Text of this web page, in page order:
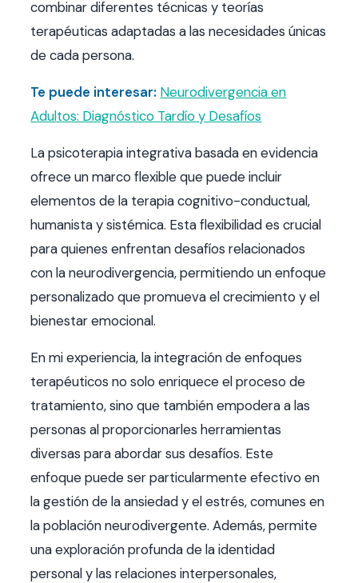
combinar diferentes técnicas y teorías
terapéuticas adaptadas a las necesidades únicas
de cada persona.
Te puede interesar: Neurodivergencia en
Adultos: Diagnóstico Tardío y Desafíos
La psicoterapia integrativa basada en evidencia
ofrece un marco flexible que puede incluir
elementos de la terapia cognitivo-conductual,
humanista y sistémica. Esta flexibilidad es crucial
para quienes enfrentan desafíos relacionados
con la neurodivergencia, permitiendo un enfoque
personalizado que promueva el crecimiento y el
bienestar emocional.
En mi experiencia, la integración de enfoques
terapéuticos no solo enriquece el proceso de
tratamiento, sino que también empodera a las
personas al proporcionarles herramientas
diversas para abordar sus desafíos. Este
enfoque puede ser particularmente efectivo en
la gestión de la ansiedad y el estrés, comunes en
la población neurodivergente. Además, permite
una exploración profunda de la identidad
personal y las relaciones interpersonales,